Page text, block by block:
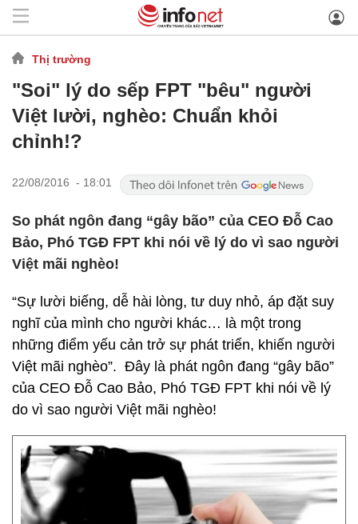
Thị trường
"Soi" lý do sếp FPT "bêu" người
Việt lười, nghèo: Chuẩn khỏi
chỉnh!?
22/08/2016 - 18:01
So phát ngôn đang “gây bão” của CEO Đỗ Cao
Bảo, Phó TGĐ FPT khi nói về lý do vì sao người
Việt mãi nghèo!
“Sự lười biếng, dễ hài lòng, tư duy nhỏ, áp đặt suy
nghĩ của mình cho người khác… là một trong
những điểm yếu cản trở sự phát triển, khiến người
Việt mãi nghèo”. Đây là phát ngôn đang “gây bão”
của CEO Đỗ Cao Bảo, Phó TGĐ FPT khi nói về lý
do vì sao người Việt mãi nghèo!